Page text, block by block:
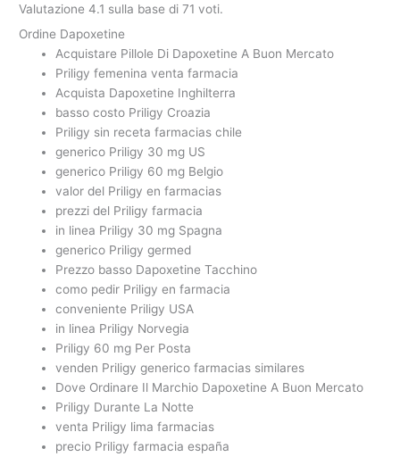
Valutazione4.1 sulla base di71 voti.
Ordine Dapoxetine
Acquistare Pillole Di Dapoxetine A Buon Mercato
Priligy femenina venta farmacia
Acquista Dapoxetine Inghilterra
basso costo Priligy Croazia
Priligy sin receta farmacias chile
generico Priligy 30 mg US
generico Priligy 60 mg Belgio
valor del Priligy en farmacias
prezzi del Priligy farmacia
in linea Priligy 30 mg Spagna
generico Priligy germed
Prezzo basso Dapoxetine Tacchino
como pedir Priligy en farmacia
conveniente Priligy USA
in linea Priligy Norvegia
Priligy 60 mg Per Posta
venden Priligy generico farmacias similares
Dove Ordinare Il Marchio Dapoxetine A Buon Mercato
Priligy Durante La Notte
venta Priligy lima farmacias
precio Priligy farmacia españa